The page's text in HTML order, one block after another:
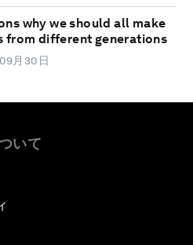
why we should all make
from different generations
月30日
いて